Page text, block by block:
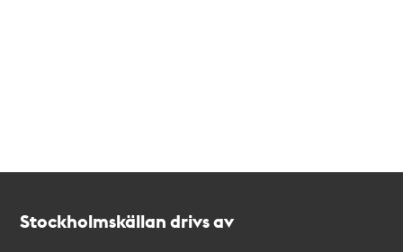
Stockholmskällan drivs av